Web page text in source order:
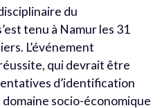
du
tenu à Namur les 31
L’événement
qui devrait être
d’identification
domaine socio-économique